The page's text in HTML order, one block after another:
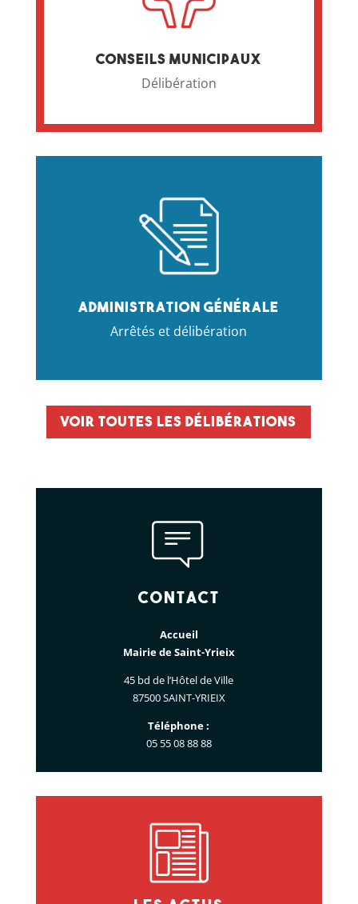
Conseils municipaux
Délibération
Administration générale
Arrêtés et délibération
Voir toutes les délibérations
Contact
Accueil
Mairie de Saint-Yrieix
45 bd de l’Hôtel de Ville
87500 SAINT-YRIEIX
Téléphone :
05 55 08 88 88